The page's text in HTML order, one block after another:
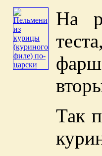
На
Так